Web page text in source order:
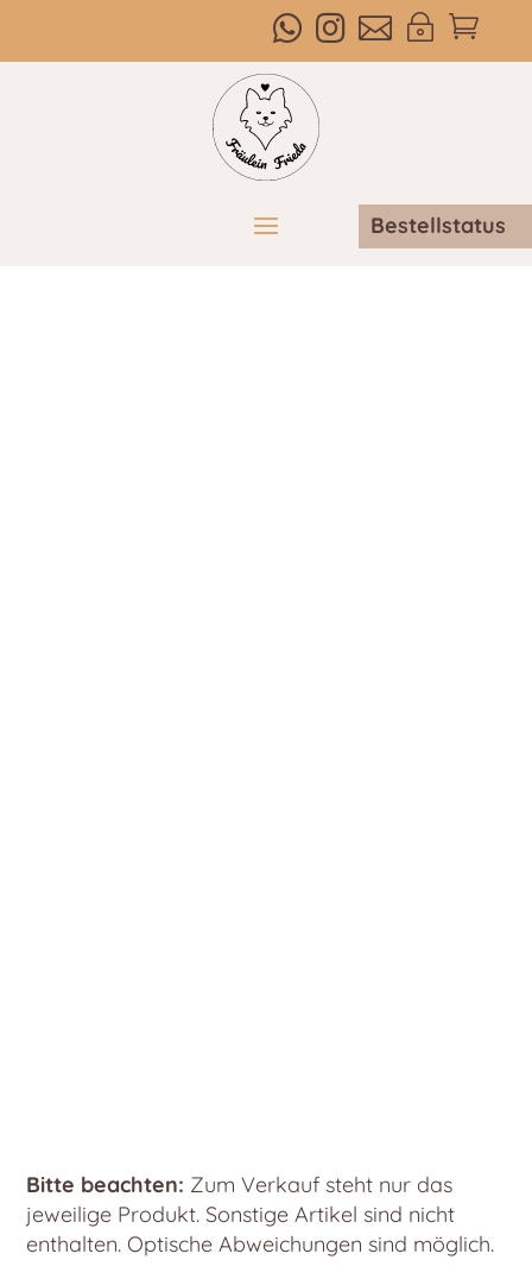

~



Bestellstatus
Bitte beachten: Zum Verkauf steht nur das
jeweilige Produkt. Sonstige Artikel sind nicht
enthalten. Optische Abweichungen sind möglich.